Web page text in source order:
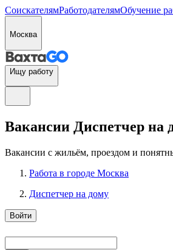
СоискателямРаботодателямОбучение
Москва
Ищу работу
Вакансии Диспетчер на
Вакансии с жильём, проездом и
Работа в городе Москва
Диспетчер на дому
Войти